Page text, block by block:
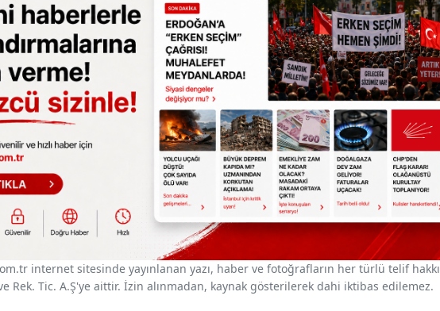
internet sitesinde yayınlanan yazı, haber ve fotoğrafların her türlü telif hakkı
Rek. Tic. A.Ş'ye aittir. İzin alınmadan, kaynak gösterilerek dahi iktibas edilemez.